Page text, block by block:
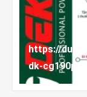
go-dekton-